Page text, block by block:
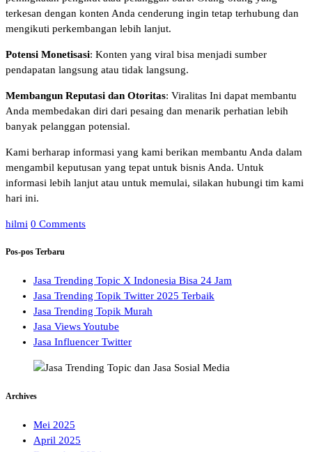
terkesan dengan konten Anda cenderung ingin tetap terhubung dan
mengikuti perkembangan lebih lanjut.
Potensi Monetisasi: Konten yang viral bisa menjadi sumber
pendapatan langsung atau tidak langsung.
Membangun Reputasi dan Otoritas: Viralitas Ini dapat membantu
Anda membedakan diri dari pesaing dan menarik perhatian lebih
banyak pelanggan potensial.
Kami berharap informasi yang kami berikan membantu Anda dalam
mengambil keputusan yang tepat untuk bisnis Anda. Untuk
informasi lebih lanjut atau untuk memulai, silakan hubungi tim kami
hari ini.
hilmi 0 Comments
Pos-pos Terbaru
Jasa Trending Topic X Indonesia Bisa 24 Jam
Jasa Trending Topik Twitter 2025 Terbaik
Jasa Trending Topik Murah
Jasa Views Youtube
Jasa Influencer Twitter
Archives
Mei 2025
April 2025